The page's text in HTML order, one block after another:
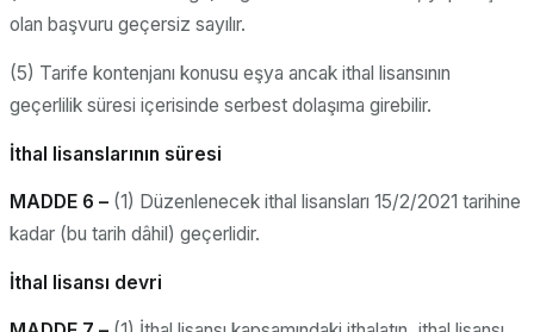
olan başvuru geçersiz sayılır.
(5) Tarife kontenjanı konusu eşya ancak ithal lisansının
geçerlilik süresi içerisinde serbest dolaşıma girebilir.
İthal lisanslarının süresi
MADDE 6 – (1) Düzenlenecek ithal lisansları 15/2/2021 tarihine
kadar (bu tarih dâhil) geçerlidir.
İthal lisansı devri